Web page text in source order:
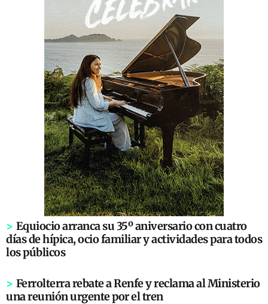
> Equiocio arranca su 35º aniversario con cuatro
días de hípica, ocio familiar y actividades para todos
los públicos
> Ferrolterra rebate a Renfe y reclama al Ministerio
una reunión urgente por el tren